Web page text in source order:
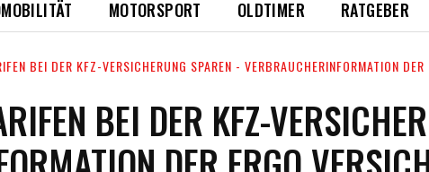
MOTORSPORT OLDTIMER RATGEBER
BEI DER KFZ-VERSICHERUNG SPAREN - VERBRAUCHERINFORMATION DER
BEI DER KFZ-